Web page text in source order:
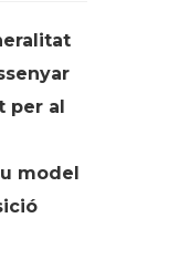
per al
model